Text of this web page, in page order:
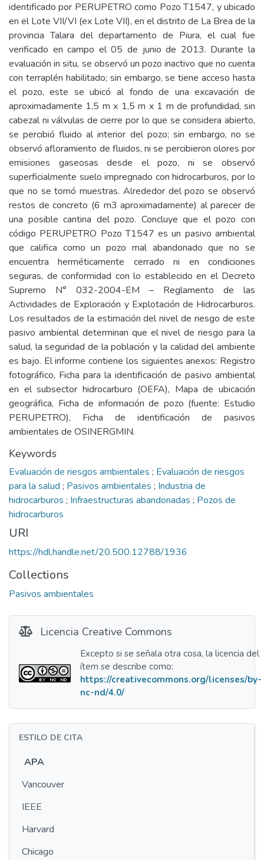
identificado por PERUPETRO como Pozo T1547, y ubicado
en el Lote VII/VI (ex Lote VII), en el distrito de La Brea de la
provincia Talara del departamento de Piura, el cual fue
verificado en campo el 05 de junio de 2013. Durante la
evaluación in situ, se observó un pozo inactivo que no cuenta
con terraplén habilitado; sin embargo, se tiene acceso hasta
el pozo, este se ubicó al fondo de una excavación de
aproximadamente 1,5 m x 1,5 m x 1 m de profundidad, sin
cabezal ni válvulas de cierre por lo que se considera abierto,
se percibió fluido al interior del pozo; sin embargo, no se
observó afloramiento de fluidos, ni se percibieron olores por
emisiones gaseosas desde el pozo, ni se observó
superficialmente suelo impregnado con hidrocarburos, por lo
que no se tomó muestras. Alrededor del pozo se observó
restos de concreto (6 m3 aproximadamente) al parecer de
una posible cantina del pozo. Concluye que el pozo con
código PERUPETRO Pozo T1547 es un pasivo ambiental
que califica como un pozo mal abandonado que no se
encuentra herméticamente cerrado ni en condiciones
seguras, de conformidad con lo establecido en el Decreto
Supremo N° 032-2004-EM – Reglamento de las
Actividades de Exploración y Explotación de Hidrocarburos.
Los resultados de la estimación del nivel de riesgo de este
pasivo ambiental determinan que el nivel de riesgo para la
salud, la seguridad de la población y la calidad del ambiente
es bajo. El informe contiene los siguientes anexos: Registro
fotográfico, Ficha para la identificación de pasivo ambiental
en el subsector hidrocarburo (OEFA), Mapa de ubicación
geográfica, Ficha de información de pozo (fuente: Estudio
PERUPETRO), Ficha de identificación de pasivos
ambientales de OSINERGMIN.
Keywords
Evaluación de riesgos ambientales ; Evaluación de riesgos
para la salud ; Pasivos ambientales ; Industria de
hidrocarburos ; Infraestructuras abandonadas ; Pozos de
hidrocarburos
URI
https://hdl.handle.net/20.500.12788/1936
Collections
Pasivos ambientales
Licencia Creative Commons
Excepto si se señala otra cosa, la licencia del
ítem se describe como:
https://creativecommons.org/licenses/by-
nc-nd/4.0/
ESTILO DE CITA
APA
Vancouver
IEEE
Harvard
Chicago